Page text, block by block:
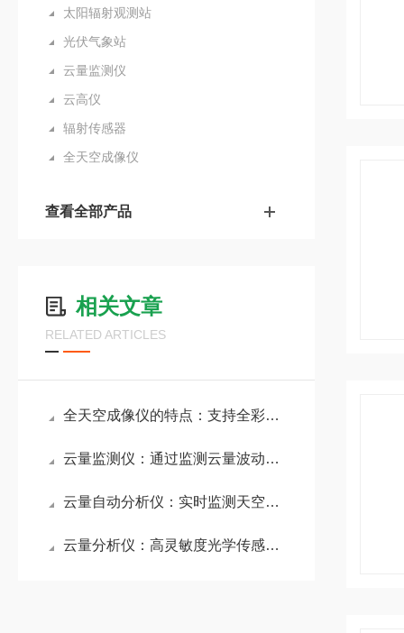
太阳辐射观测站
光伏气象站
云量监测仪
云高仪
辐射传感器
全天空成像仪
查看全部产品
相关文章
RELATED ARTICLES
全天空成像仪的特点：支持全彩色成像，提供更丰富的天空信息
云量监测仪：通过监测云量波动，优化发电策略，提升能源利用效率
云量自动分析仪：实时监测天空云量的变化，助力精准预测降水与光照变化
云量分析仪：高灵敏度光学传感器，任何光照环境下均可精准捕捉云层变化